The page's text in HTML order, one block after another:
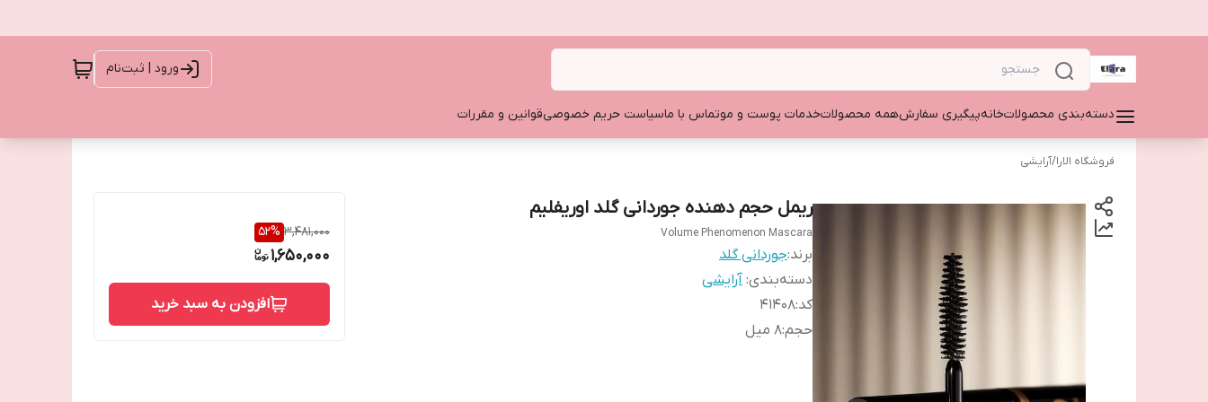
ورود | ثبت‌نام
دسته‌بندی محصولاتخانهپیگیری سفارشهمه محصولاتخدمات پوست و موتماس با ماسیاست حریم خصوصیقوانین و مقررات
فروشگاه الارا/آرایشی
ریمل حجم دهنده جوردانی گلد اوریفلیم
Volume Phenomenon Mascara
برند:جوردانی گلد
دسته‌بندی: آرایشی
کد:۴۱۴۰۸
حجم:۸ میل
3,481,000
52%
1,650,000
افزودن به سبد خرید